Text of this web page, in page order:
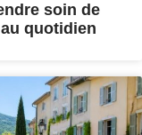
soin de
quotidien